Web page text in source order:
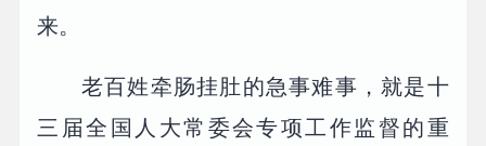
来。
老百姓牵肠挂肚的急事难事，就是十
三届全国人大常委会专项工作监督的重